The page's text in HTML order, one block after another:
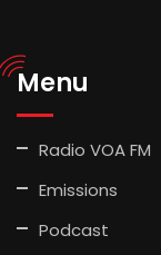
Menu
Radio VOA FM
Emissions
Podcast